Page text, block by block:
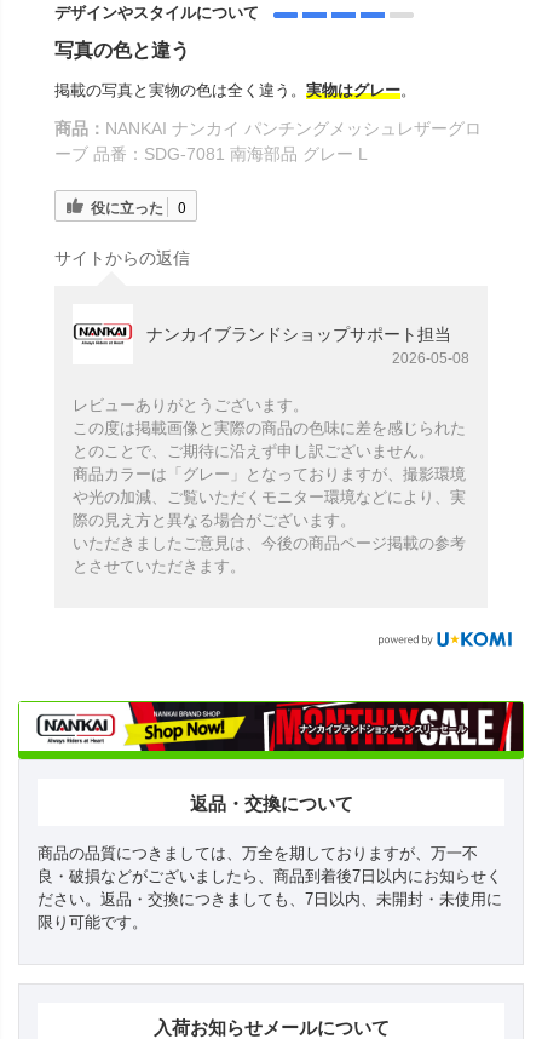
デザインやスタイルについて
写真の色と違う
掲載の写真と実物の色は全く違う。 実物はグレー。
商品： NANKAI ナンカイ パンチングメッシュレザーグロ
ーブ 品番：SDG-7081 南海部品 グレー L
役に立った 0
サイトからの返信
ナンカイブランドショップサポート担当
2026-05-08
レビューありがとうございます。
この度は掲載画像と実際の商品の色味に差を感じられた
とのことで、ご期待に沿えず申し訳ございません。
商品カラーは「グレー」となっておりますが、撮影環境
や光の加減、ご覧いただくモニター環境などにより、実
際の見え方と異なる場合がございます。
いただきましたご意見は、今後の商品ページ掲載の参考
とさせていただきます。
返品・交換について
商品の品質につきましては、万全を期しておりますが、万一不
良・破損などがございましたら、商品到着後7日以内にお知らせく
ださい。返品・交換につきましても、7日以内、未開封・未使用に
限り可能です。
入荷お知らせメールについて